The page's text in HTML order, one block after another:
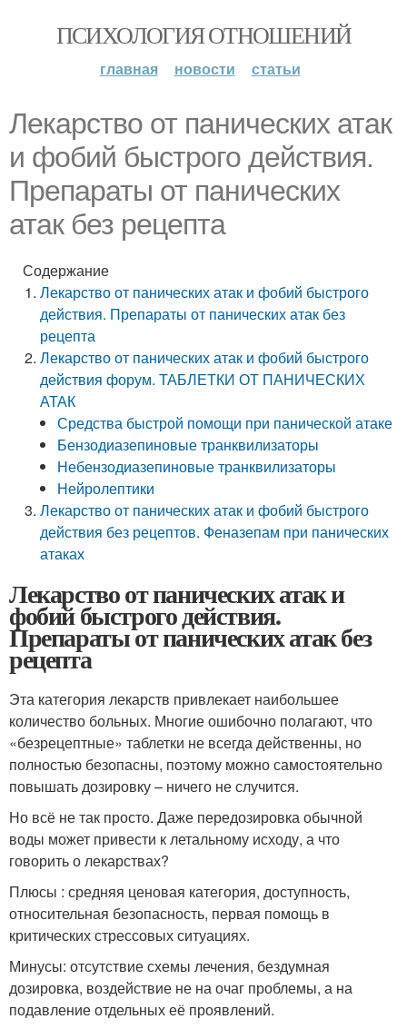
ПСИХОЛОГИЯ ОТНОШЕНИЙ
главная новости статьи
Лекарство от панических атак
и фобий быстрого действия.
Препараты от панических
атак без рецепта
Содержание
Лекарство от панических атак и фобий быстрого
действия. Препараты от панических атак без
рецепта
Лекарство от панических атак и фобий быстрого
действия форум. ТАБЛЕТКИ ОТ ПАНИЧЕСКИХ
АТАК
Средства быстрой помощи при панической атаке
Бензодиазепиновые транквилизаторы
Небензодиазепиновые транквилизаторы
Нейролептики
Лекарство от панических атак и фобий быстрого
действия без рецептов. Феназепам при панических
атаках
Лекарство от панических атак и
фобий быстрого действия.
Препараты от панических атак без
рецепта
Эта категория лекарств привлекает наибольшее
количество больных. Многие ошибочно полагают, что
«безрецептные» таблетки не всегда действенны, но
полностью безопасны, поэтому можно самостоятельно
повышать дозировку – ничего не случится.
Но всё не так просто. Даже передозировка обычной
воды может привести к летальному исходу, а что
говорить о лекарствах?
Плюсы : средняя ценовая категория, доступность,
относительная безопасность, первая помощь в
критических стрессовых ситуациях.
Минусы: отсутствие схемы лечения, бездумная
дозировка, воздействие не на очаг проблемы, а на
подавление отдельных её проявлений.